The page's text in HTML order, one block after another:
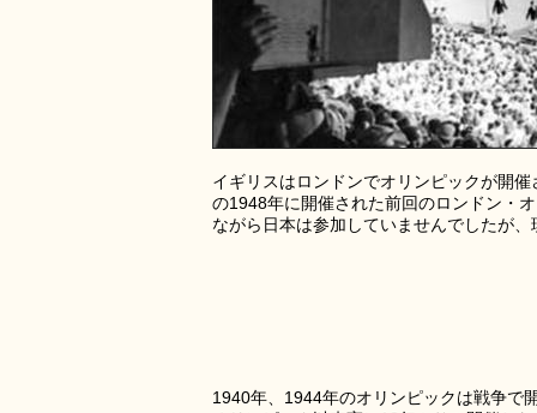
イギリスはロンドンでオリンピックが開
の1948年に開催された前回のロンドン・
ながら日本は参加していませんでしたが
1940年、1944年のオリンピックは戦争で